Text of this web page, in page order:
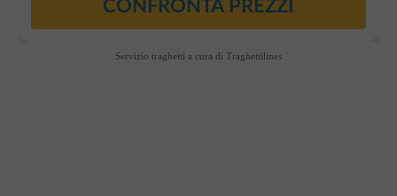
Servizio traghetti a cura di Traghettilines